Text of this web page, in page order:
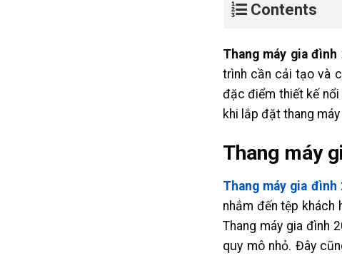
Contents
Thang máy gia đình
trình cần cải tạo và
đặc điểm thiết kế
khi lắp đặt thang
Thang máy
Thang máy gia đình
nhắm đến tệp khách
Thang máy gia đình
quy mô nhỏ. Đây